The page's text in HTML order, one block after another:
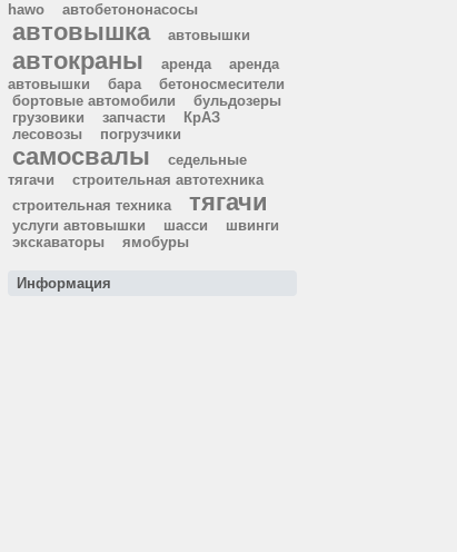
hawo автобетононасосы
автовышка автовышки
автокраны аренда
аренда
автовышки
бара
бетоносмесители
бортовые автомобили
бульдозеры
грузовики
запчасти
КрАЗ
лесовозы
погрузчики
самосвалы
седельные
тягачи
строительная автотехника
строительная техника
тягачи
услуги автовышки шасси
швинги
экскаваторы
ямобуры
Информация